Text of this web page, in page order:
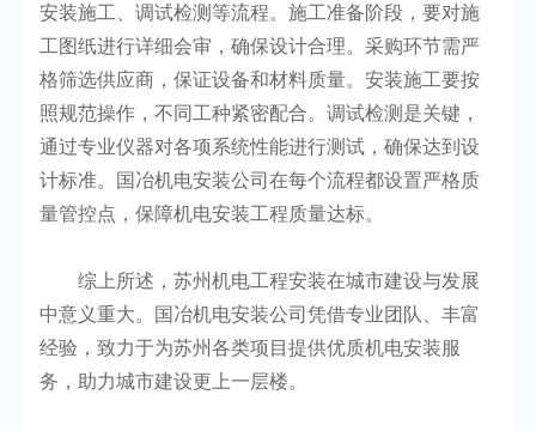
安装施工、调试检测等流程。施工准备阶段，要对施
工图纸进行详细会审，确保设计合理。采购环节需严
格筛选供应商，保证设备和材料质量。安装施工要按
照规范操作，不同工种紧密配合。调试检测是关键，
通过专业仪器对各项系统性能进行测试，确保达到设
计标准。国冶机电安装公司在每个流程都设置严格质
量管控点，保障机电安装工程质量达标。
综上所述，苏州机电工程安装在城市建设与发展
中意义重大。国冶机电安装公司凭借专业团队、丰富
经验，致力于为苏州各类项目提供优质机电安装服
务，助力城市建设更上一层楼。